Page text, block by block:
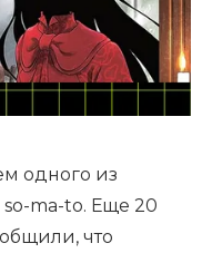
одного из
so-ma-to. Еще 20
что